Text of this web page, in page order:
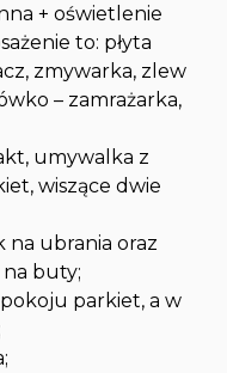
+ oświetlenie
to: płyta
zmywarka, zlew
– zamrażarka,
umywalka z
wiszące dwie
na ubrania oraz
buty;
parkiet, a w